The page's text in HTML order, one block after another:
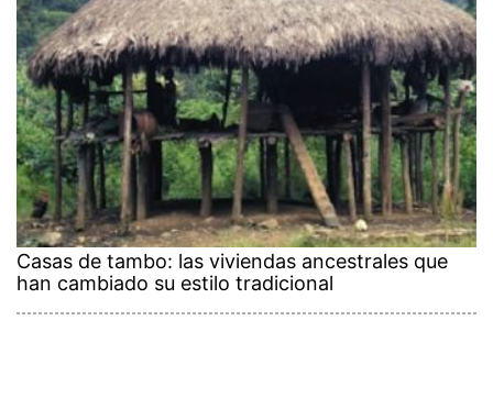
Casas de tambo: las viviendas ancestrales que
han cambiado su estilo tradicional